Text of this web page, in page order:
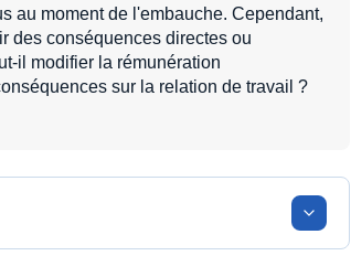
au moment de l'embauche. Cependant,
des conséquences directes ou
il modifier la rémunération
sur la relation de travail ?